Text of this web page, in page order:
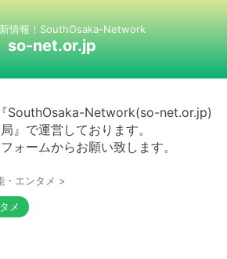
情報！SouthOsaka-Network
so-net.or.jp
SouthOsaka-Network(so-net.or.jp)
』で運営しております。
ォームからお願い致します。
・エンタメ >
メ